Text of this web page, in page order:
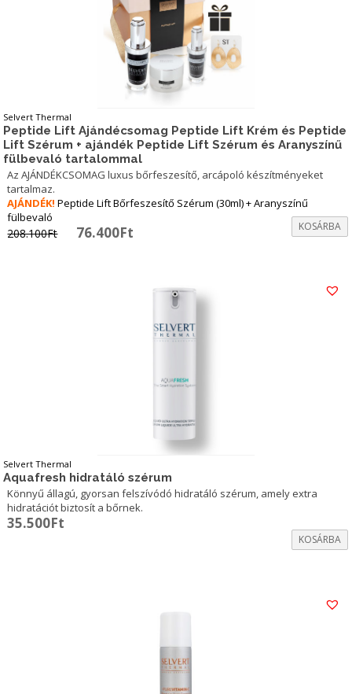
Selvert Thermal
Peptide Lift Ajándécsomag Peptide Lift Krém és Peptide
Lift Szérum + ajándék Peptide Lift Szérum és Aranyszínű
fülbevaló tartalommal
Az AJÁNDÉKCSOMAG luxus bőrfeszesítő, arcápoló készítményeket
tartalmaz.
AJÁNDÉK! Peptide Lift Bőrfeszesítő Szérum (30ml) + Aranyszínű
fülbevaló
208.100Ft Original
76.400Ft KOSÁRBA
Selvert Thermal
Aquafresh hidratáló szérum
Könnyű állagú, gyorsan felszívódó hidratáló szérum, amely extra
hidratációt biztosít a bőrnek.
35.500Ft
KOSÁRBA